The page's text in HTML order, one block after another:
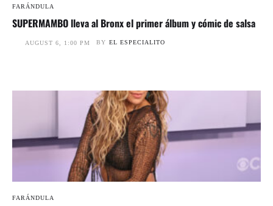
FARÁNDULA
SUPERMAMBO lleva al Bronx el primer álbum y cómic de salsa
AUGUST 6, 1:00 PM BY EL ESPECIALITO
FARÁNDULA